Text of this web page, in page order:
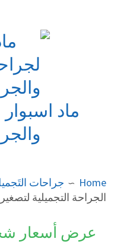
ماد
Home
جراحات
الجراحة التجميلية
عرض أسعار